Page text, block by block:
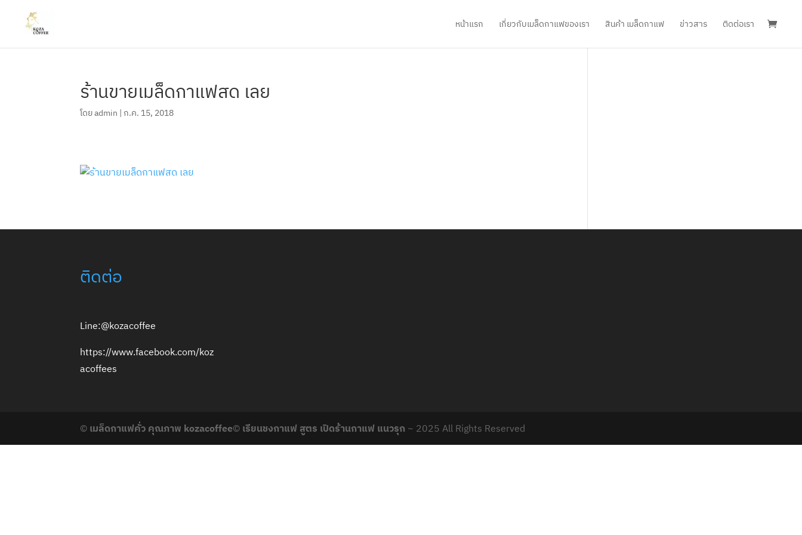
หน้าแรก เกี่ยวกับเมล็ดกาแฟของเรา สินค้า เมล็ดกาแฟ ข่าวสาร ติดต่อเรา
ร้านขายเมล็ดกาแฟสด เลย
โดยadmin |ก.ค. 15, 2018
ติดต่อ
Line:@kozacoffee
https://www.facebook.com/koz
acoffees
© เมล็ดกาแฟคั่ว คุณภาพ kozacoffee© เรียนชงกาแฟ สูตร เปิดร้านกาแฟ แนวรุก ~ 2025 All Rights Reserved